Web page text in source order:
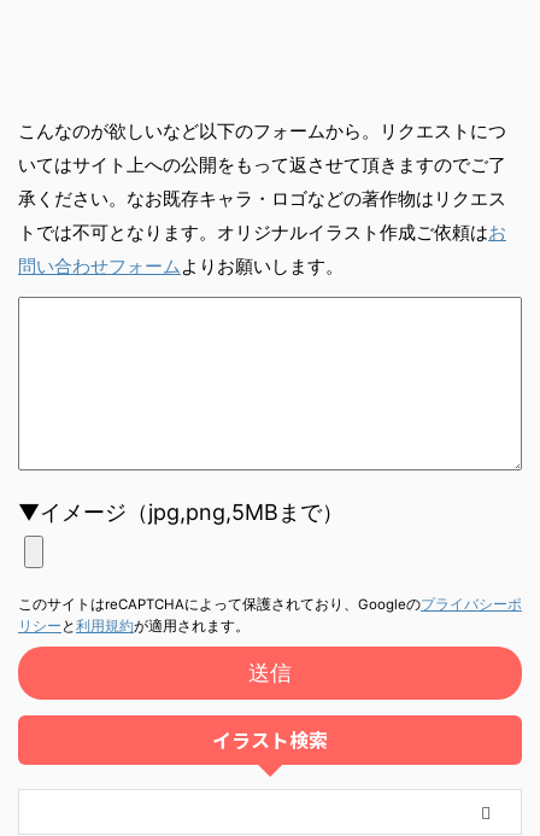
こんなのが欲しいなど以下のフォームから。リクエストにつ
いてはサイト上への公開をもって返させて頂きますのでご了
承ください。なお既存キャラ・ロゴなどの著作物はリクエス
トでは不可となります。オリジナルイラスト作成ご依頼はお
問い合わせフォーム よりお願いします。
▼イメージ（jpg,png,5MBまで）
このサイトはreCAPTCHAによって保護されており、Googleのプライバシーポ
リシー と利用規約が適用されます。
イラスト検索